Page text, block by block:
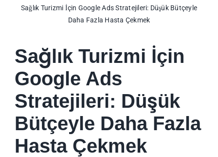
Sağlık Turizmi İçin Google Ads Stratejileri: Düşük Bütçeyle
Daha Fazla Hasta Çekmek
Sağlık Turizmi İçin
Google Ads
Stratejileri: Düşük
Bütçeyle Daha Fazla
Hasta Çekmek